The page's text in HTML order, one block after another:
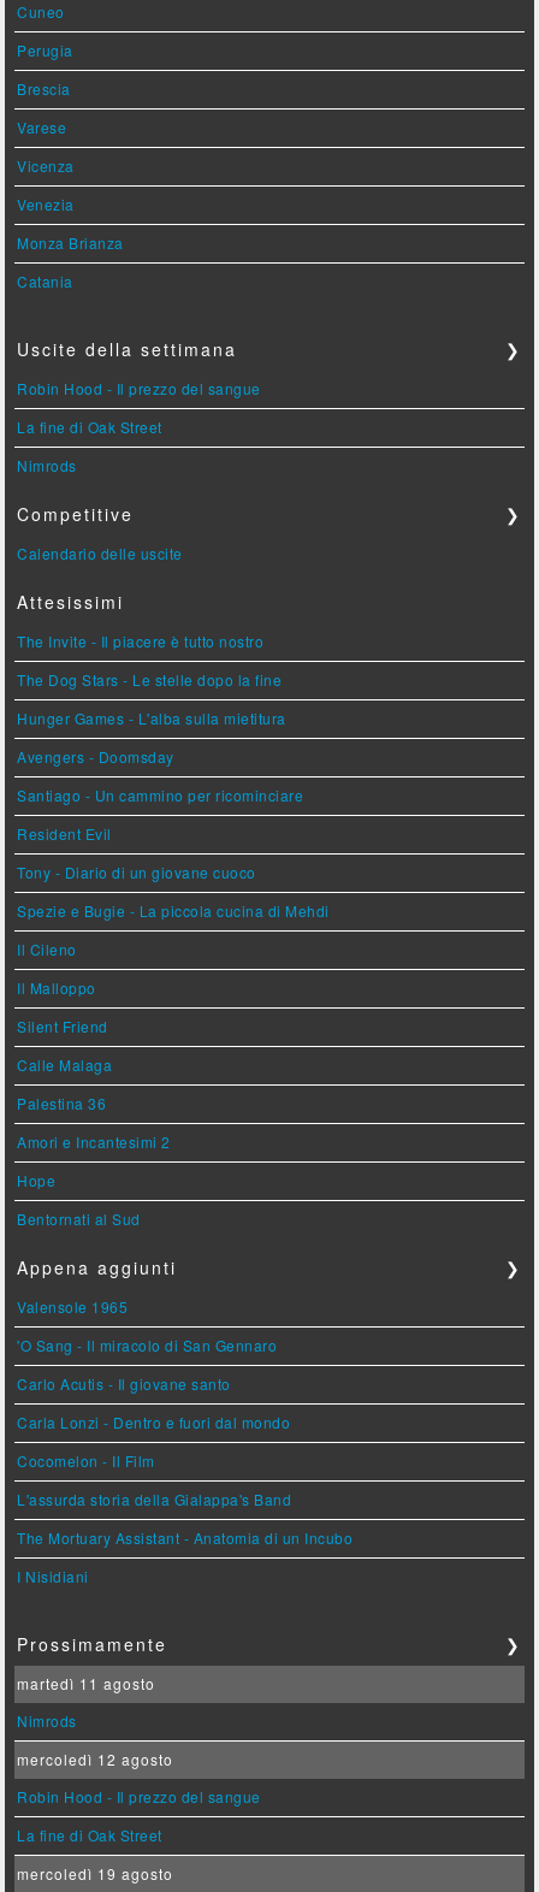
Cuneo
Perugia
Brescia
Varese
Vicenza
Venezia
Monza Brianza
Catania
Uscite della settimana ❯
Robin Hood - Il prezzo del sangue
La fine di Oak Street
Nimrods
Competitive ❯
Calendario delle uscite
Attesissimi
The Invite - Il piacere è tutto nostro
The Dog Stars - Le stelle dopo la fine
Hunger Games - L'alba sulla mietitura
Avengers - Doomsday
Santiago - Un cammino per ricominciare
Resident Evil
Tony - Diario di un giovane cuoco
Spezie e Bugie - La piccola cucina di Mehdi
Il Cileno
Il Malloppo
Silent Friend
Calle Malaga
Palestina 36
Amori e Incantesimi 2
Hope
Bentornati al Sud
Appena aggiunti ❯
Valensole 1965
'O Sang - Il miracolo di San Gennaro
Carlo Acutis - Il giovane santo
Carla Lonzi - Dentro e fuori dal mondo
Cocomelon - Il Film
L'assurda storia della Gialappa's Band
The Mortuary Assistant - Anatomia di un Incubo
I Nisidiani
Prossimamente ❯
martedì 11 agosto
Nimrods
mercoledì 12 agosto
Robin Hood - Il prezzo del sangue
La fine di Oak Street
mercoledì 19 agosto